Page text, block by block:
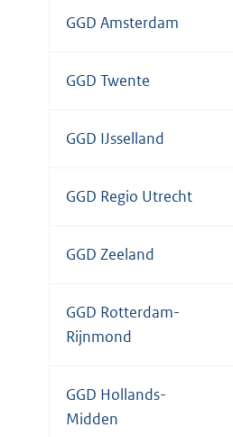
GGD Amsterdam
GGD Twente
GGD IJsselland
GGD Regio Utrecht
GGD Zeeland
GGD Rotterdam-
Rijnmond
GGD Hollands-
Midden